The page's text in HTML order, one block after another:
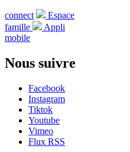
connect
Espace
famille
Appli
mobile
Nous suivre
Facebook
Instagram
Tiktok
Youtube
Vimeo
Flux RSS